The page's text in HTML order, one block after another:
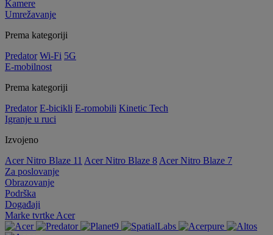
Kamere
Umrežavanje
Prema kategoriji
Predator Wi-Fi 5G
E-mobilnost
Prema kategoriji
Predator E-bicikli E-romobili Kinetic Tech
Igranje u ruci
Izvojeno
Acer Nitro Blaze 11 Acer Nitro Blaze 8 Acer Nitro Blaze 7
Za poslovanje
Obrazovanje
Podrška
Događaji
Marke tvrtke Acer